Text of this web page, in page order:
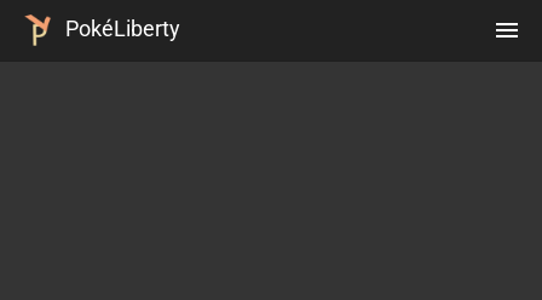
PokéLiberty menu